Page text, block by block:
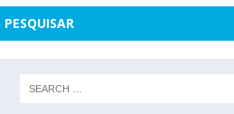
PESQUISAR